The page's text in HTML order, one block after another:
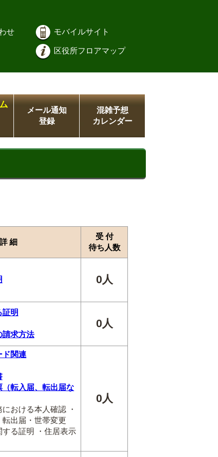
せ モバイルサイト
区役所フロアマップ
メール通知
登録
混雑予想
カレンダー
詳 細
受 付
待ち人数
0人
証明
請求方法
0人
ド関連
転入届、転出届な
おける本人確認 ・
出届・世帯変更
する証明 ・住居表示
0人